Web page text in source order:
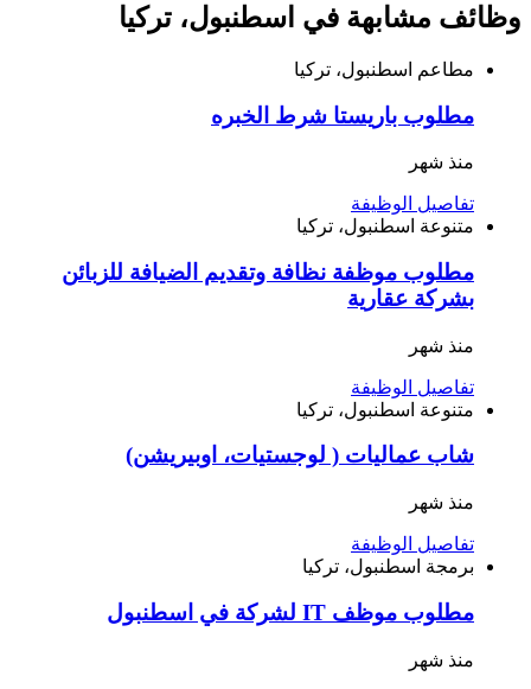
وظائف مشابهة في اسطنبول، تركيا
مطاعم اسطنبول، تركيا
مطلوب باريستا شرط الخبره
منذ شهر
تفاصيل الوظيفة
متنوعة اسطنبول، تركيا
مطلوب موظفة نظافة وتقديم الضيافة للزبائن
بشركة عقارية
منذ شهر
تفاصيل الوظيفة
متنوعة اسطنبول، تركيا
شاب عماليات ( لوجستيات، اوبيريشن)
منذ شهر
تفاصيل الوظيفة
برمجة اسطنبول، تركيا
مطلوب موظف IT لشركة في اسطنبول
منذ شهر